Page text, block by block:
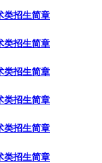
类招生简章
类招生简章
类招生简章
类招生简章
类招生简章
类招生简章